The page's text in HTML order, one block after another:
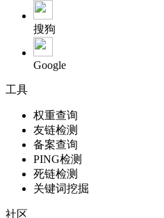
搜狗
Google
工具
权重查询
友链检测
备案查询
PING检测
死链检测
关键词挖掘
社区